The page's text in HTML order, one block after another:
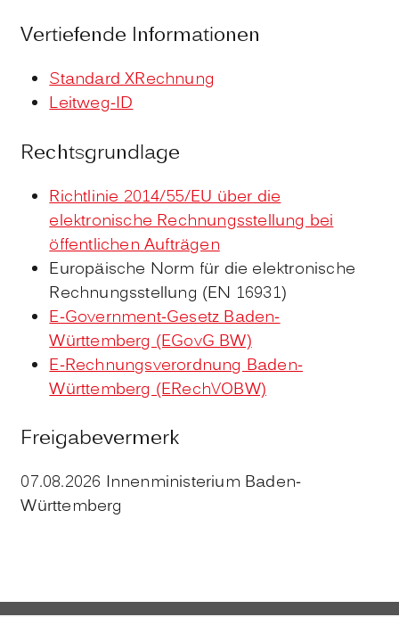
Vertiefende Informationen
Standard XRechnung
Leitweg-ID
Rechtsgrundlage
Richtlinie 2014/55/EU über die
elektronische Rechnungsstellung bei
öffentlichen Aufträgen
Europäische Norm für die elektronische
Rechnungsstellung (EN 16931)
E-Government-Gesetz Baden-
Württemberg (EGovG BW)
E-Rechnungsverordnung Baden-
Württemberg (ERechVOBW)
Freigabevermerk
07.08.2026 Innenministerium Baden-
Württemberg